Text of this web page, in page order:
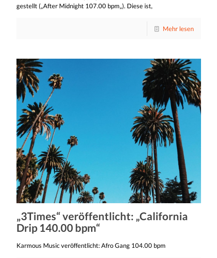
gestellt („After Midnight 107.00 bpm„). Diese ist,
Mehr lesen
„3Times“ veröffentlicht: „California
Drip 140.00 bpm“
Karmous Music veröffentlicht: Afro Gang 104.00 bpm